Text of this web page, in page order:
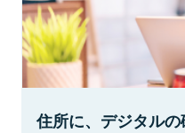
住所に、デジタルの